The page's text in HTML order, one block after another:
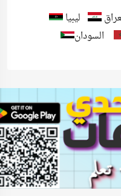
ليبيا
السودان